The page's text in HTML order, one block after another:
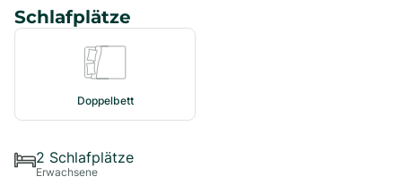
Schlafplätze
Doppelbett
2 Schlafplätze
Erwachsene